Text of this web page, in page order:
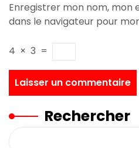
Enregistrer mon nom, mon
dans le navigateur pour
4 × 3 =
Rechercher